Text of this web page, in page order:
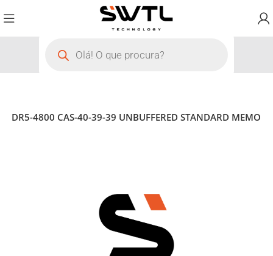
DDR5-4800 CAS-40-39-39 UNBUFFERED STANDARD MEMO